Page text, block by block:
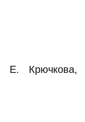
Крючкова,